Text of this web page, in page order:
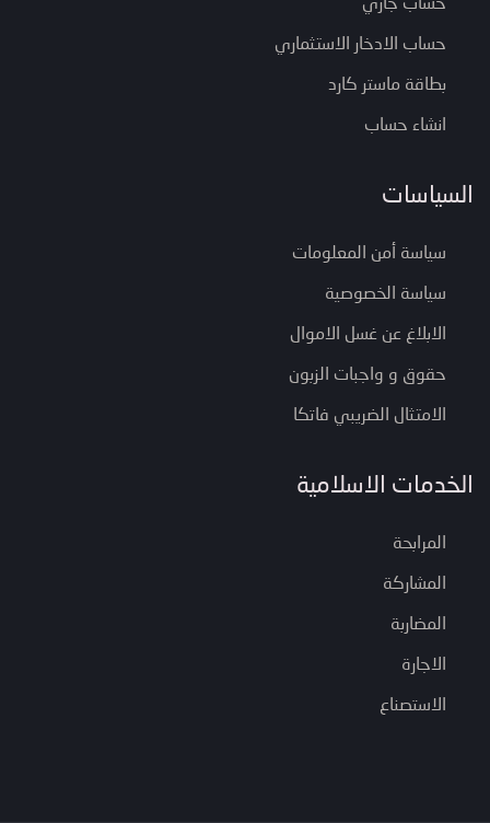
حساب جاري
حساب الادخار الاستثماري
بطاقة ماستر كارد
انشاء حساب
السياسات
سياسة أمن المعلومات
سياسة الخصوصية
الابلاغ عن غسل الاموال
حقوق و واجبات الزبون
الامتثال الضريبي فاتكا
الخدمات الاسلامية
المرابحة
المشاركة
المضاربة
الاجارة
الاستصناع